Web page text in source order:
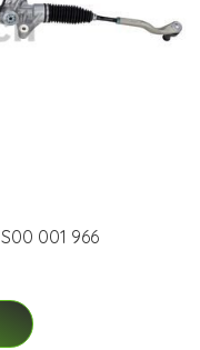
001 966